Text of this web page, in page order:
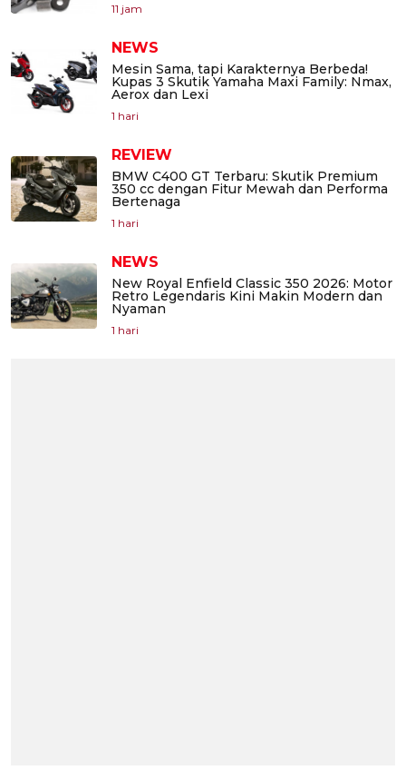
11 jam
NEWS
Mesin Sama, tapi Karakternya Berbeda!
Kupas 3 Skutik Yamaha Maxi Family: Nmax,
Aerox dan Lexi
1 hari
REVIEW
BMW C400 GT Terbaru: Skutik Premium
350 cc dengan Fitur Mewah dan Performa
Bertenaga
1 hari
NEWS
New Royal Enfield Classic 350 2026: Motor
Retro Legendaris Kini Makin Modern dan
Nyaman
1 hari